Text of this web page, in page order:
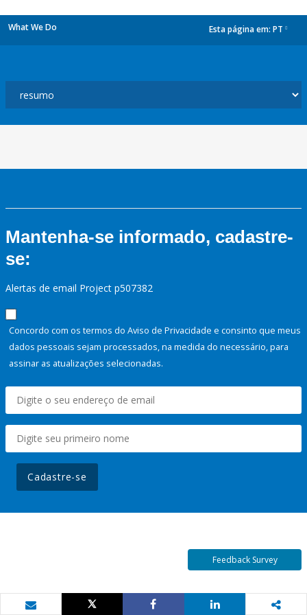
What We Do Esta página em: PT
Mantenha-se informado, cadastre-
se:
Alertas de email Project p507382
Concordo com os termos do Aviso de Privacidade e consinto que meus
dados pessoais sejam processados, na medida do necessário, para
assinar as atualizações selecionadas.
Cadastre-se
Feedback Survey